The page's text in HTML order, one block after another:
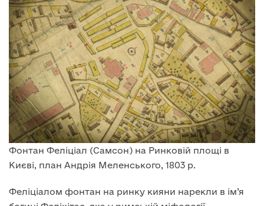
Фонтан Феліціал (Самсон) на Ринковій площі в
Києві, план Андрія Меленського, 1803 р.
Феліціалом фонтан на ринку кияни нарекли в ім’я